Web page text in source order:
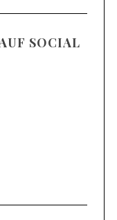
SOCIAL